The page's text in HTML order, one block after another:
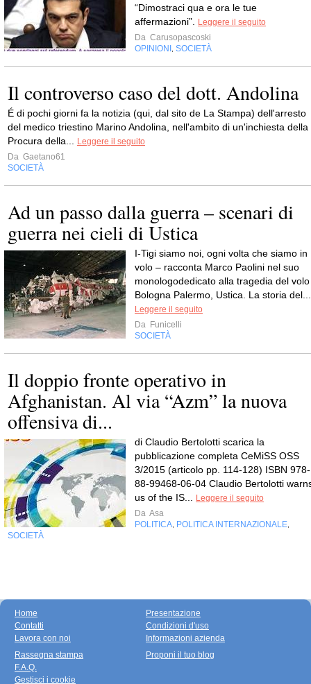
“Dimostraci qua e ora le tue
affermazioni”.
Leggere il seguito
Da Carusopascoski
OPINIONI
SOCIETÀ
Il controverso caso del dott. Andolina
É di pochi giorni fa la notizia (qui, dal sito de La Stampa) dell'arresto
del medico triestino Marino Andolina, nell'ambito di un'inchiesta della
Procura della...
Leggere il seguito
Da Gaetano61
SOCIETÀ
Ad un passo dalla guerra – scenari di
guerra nei cieli di Ustica
I-Tigi siamo noi, ogni volta che siamo in
volo – racconta Marco Paolini nel suo
monologodedicato alla tragedia del volo
Bologna Palermo, Ustica. La storia del...
Leggere il seguito
Da Funicelli
SOCIETÀ
Il doppio fronte operativo in
Afghanistan. Al via “Azm” la nuova
offensiva di...
di Claudio Bertolotti scarica la
pubblicazione completa CeMiSS OSS
3/2015 (articolo pp. 114-128) ISBN 978-
88-99468-06-04 Claudio Bertolotti
us of the IS...
Leggere il seguito
Da Asa
POLITICA POLITICA INTERNAZIONALE
SOCIETÀ
Home
Contatti
Lavora con noi
Presentazione
Condizioni d'uso
Informazioni azienda
Rassegna stampa
F.A.Q.
Gestisci i cookie
Proponi il tuo blog